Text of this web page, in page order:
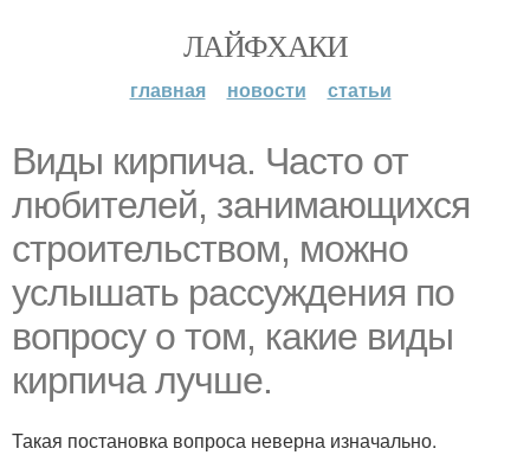
ЛАЙФХАКИ
главная новости статьи
Виды кирпича. Часто от
любителей, занимающихся
строительством, можно
услышать рассуждения по
вопросу о том, какие виды
кирпича лучше.
Такая постановка вопроса неверна изначально.